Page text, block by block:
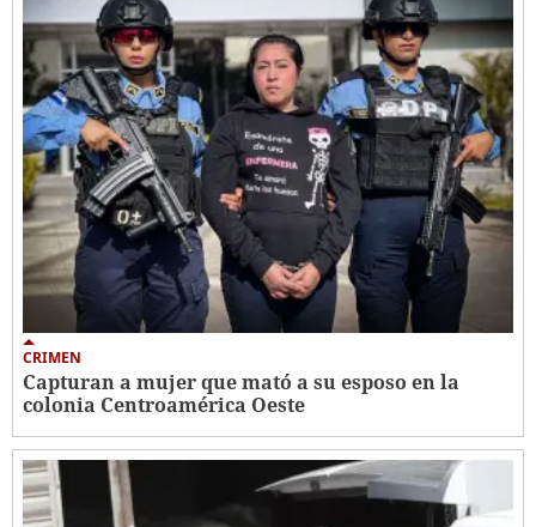
CRIMEN
Capturan a mujer que mató a su esposo en la
colonia Centroamérica Oeste